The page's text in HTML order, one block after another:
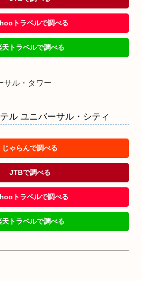
トラベルで調べる
天トラベルで調べる
サル・タワー
ル ユニバーサル・シティ
じゃらんで調べる
JTBで調べる
トラベルで調べる
天トラベルで調べる